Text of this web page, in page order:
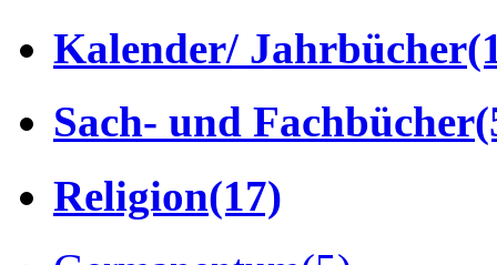
Kalender/ Jahrbücher
Sach- und Fachbücher
Religion(17)